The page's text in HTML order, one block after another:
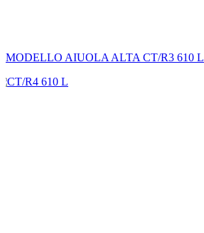
MODELLO AIUOLA ALTA CT/R3 610 L